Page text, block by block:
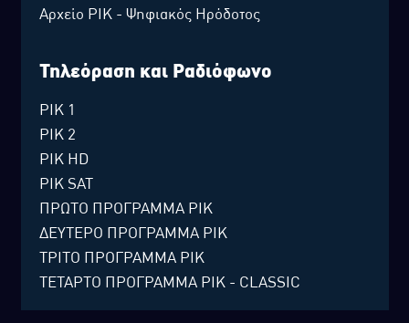
Αρχείο ΡΙΚ - Ψηφιακός Ηρόδοτος
Τηλεόραση και Ραδιόφωνο
ΡΙΚ 1
ΡΙΚ 2
ΡΙΚ HD
ΡΙΚ SAT
ΠΡΩΤΟ ΠΡΟΓΡΑΜΜΑ ΡΙΚ
ΔΕΥΤΕΡΟ ΠΡΟΓΡΑΜΜΑ ΡΙΚ
ΤΡΙΤΟ ΠΡΟΓΡΑΜΜΑ ΡΙΚ
ΤΕΤΑΡΤΟ ΠΡΟΓΡΑΜΜΑ ΡΙΚ - CLASSIC